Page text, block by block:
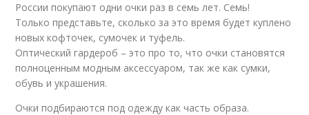
России покупают одни очки раз в семь лет. Семь!
Только представьте, сколько за это время будет куплено
новых кофточек, сумочек и туфель.
Оптический гардероб – это про то, что очки становятся
полноценным модным аксессуаром, так же как сумки,
обувь и украшения.
Очки подбираются под одежду как часть образа.